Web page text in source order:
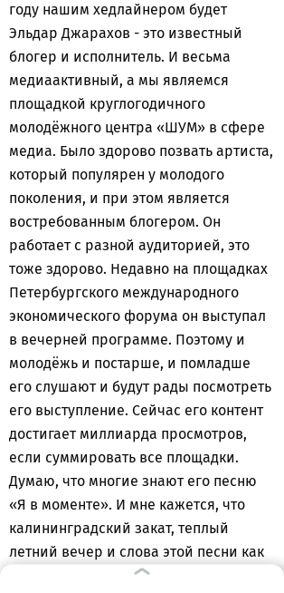
году нашим хедлайнером будет
Эльдар Джарахов - это известный
блогер и исполнитель. И весьма
медиаактивный, а мы являемся
площадкой круглогодичного
молодёжного центра «ШУМ» в сфере
медиа. Было здорово позвать артиста,
который популярен у молодого
поколения, и при этом является
востребованным блогером. Он
работает с разной аудиторией, это
тоже здорово. Недавно на площадках
Петербургского международного
экономического форума он выступал
в вечерней программе. Поэтому и
молодёжь и постарше, и помладше
его слушают и будут рады посмотреть
его выступление. Сейчас его контент
достигает миллиарда просмотров,
если суммировать все площадки.
Думаю, что многие знают его песню
«Я в моменте». И мне кажется, что
калининградский закат, теплый
летний вечер и слова этой песни как
никогда подходят для всех жителей